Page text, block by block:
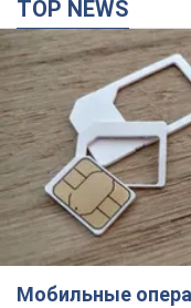
TOP NEWS
Мобильные